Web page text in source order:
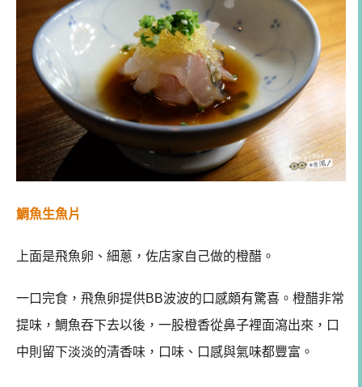
鯛魚生魚片
上面是飛魚卵、細蔥，佐店家自己做的橙醋。
一口完食，飛魚卵提供BB波波的口感頗有驚喜。橙醋非常
提味，鯛魚吞下去以後，一股橙香從鼻子裡面瀉出來，口
中則留下淡淡的清香味，口味、口感與氣味都豐富。